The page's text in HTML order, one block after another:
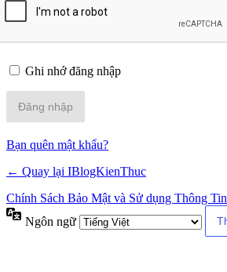
Ghi nhớ đăng nhập
Alternative:
Bạn quên mật khẩu?
← Quay lại IBlogKienThuc
Chính Sách Bảo Mật và Sử dụng Thông Tin
Ngôn ngữ